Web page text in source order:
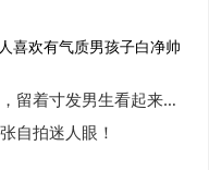
喜欢有气质男孩子白净帅
男生看起来更加的阳光帅气！
自拍迷人眼！